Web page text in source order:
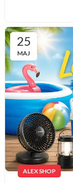
25
MAJ
ALEX SHOP